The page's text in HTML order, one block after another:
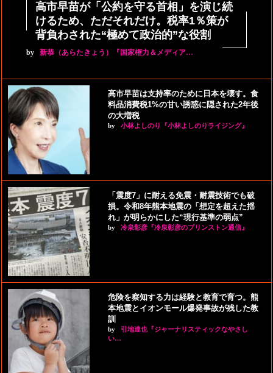
高市早苗が「公約を守る首相」を演じ続
けるため、ただそれだけ。税率1％策が
背負わされた“極めて政治的”な役割
by 新恭（あらたきょう）『国家権力＆メディア…
高市早苗は支持率のために日本を壊す。食
料品消費税1%の甘い誘惑に隠された2年後
の大増税
by 小林よしのり『小林よしのりライジング』
「震度7」に耐える免震・耐震技術でも破
損。令和8年熊本地震の「想定を超えた揺
れ」が明らかにした“現行基準の弱点”
by 冷泉彰彦『冷泉彰彦のプリンストン通信』
危険を察知する力は経験と教育で育つ。熊
本地震とイオンモール爆発事故が残した教
訓
by
引地達也『ジャーナリスティックなやさし
い…